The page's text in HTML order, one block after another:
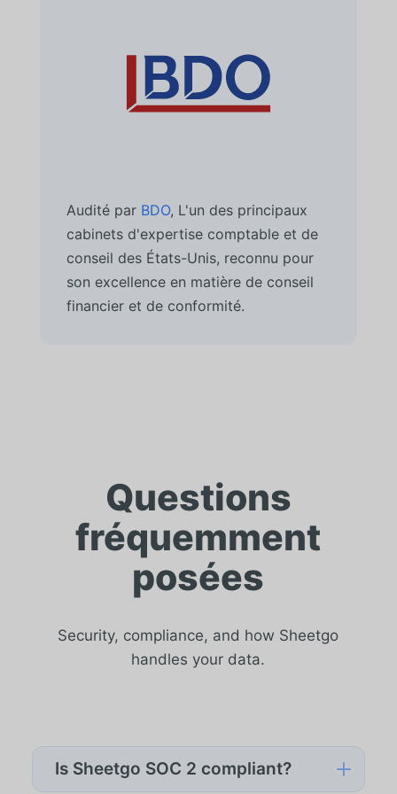
Audité par BDO, L'un des principaux
cabinets d'expertise comptable et de
conseil des États-Unis, reconnu pour
son excellence en matière de conseil
financier et de conformité.
Questions
fréquemment
posées
Security, compliance, and how Sheetgo
handles your data.
Is Sheetgo SOC 2 compliant? L